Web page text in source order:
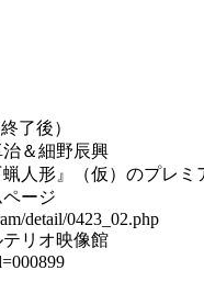
了後）
＆細野辰興
人形』（仮）のプレミ
ージ
detail/0423_02.php
リオ映像館